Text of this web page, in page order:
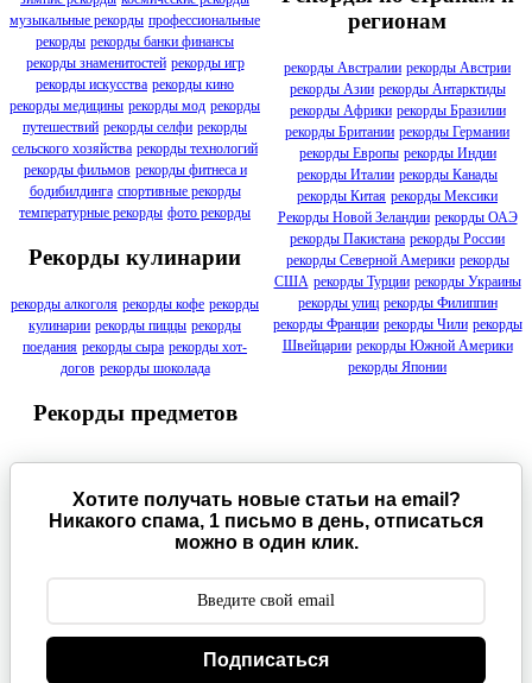
музыкальные рекорды профессиональные
рекорды рекорды банки финансы
рекорды знаменитостей рекорды игр
рекорды искусства рекорды кино
рекорды медицины рекорды мод рекорды
путешествий рекорды селфи рекорды
сельского хозяйства рекорды технологий
рекорды фильмов рекорды фитнеса и
бодибилдинга спортивные рекорды
температурные рекорды фото рекорды
Рекорды кулинарии
рекорды алкоголя рекорды кофе рекорды
кулинарии рекорды пиццы рекорды
поедания рекорды сыра рекорды хот-
догов рекорды шоколада
Рекорды предметов
регионам
рекорды Австралии рекорды Австрии
рекорды Азии рекорды Антарктиды
рекорды Африки рекорды Бразилии
рекорды Британии рекорды Германии
рекорды Европы рекорды Индии
рекорды Италии рекорды Канады
рекорды Китая рекорды Мексики
Рекорды Новой Зеландии рекорды ОАЭ
рекорды Пакистана рекорды России
рекорды Северной Америки рекорды
США рекорды Турции рекорды Украины
рекорды улиц рекорды Филиппин
рекорды Франции рекорды Чили рекорды
Швейцарии рекорды Южной Америки
рекорды Японии
Хотите получать новые статьи на email?
Никакого спама, 1 письмо в день, отписаться
можно в один клик.
Подписаться